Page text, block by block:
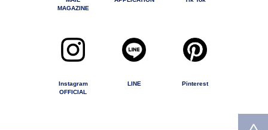
MAGAZINE
Instagram
OFFICIAL
LINE Pinterest